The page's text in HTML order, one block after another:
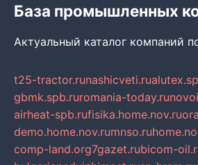
База промышленных
Актуальный каталог компаний
t25-tractor.runashicveti.ru
gbmk.spb.ruromania-today.ru
airheat-spb.rufisika.home.nov.ru
demo.home.nov.rumnso.ru
comp-land.org7gazet.rubicom-